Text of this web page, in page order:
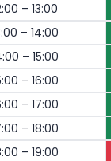
– 13:00
– 14:00
– 15:00
– 16:00
– 17:00
– 18:00
– 19:00